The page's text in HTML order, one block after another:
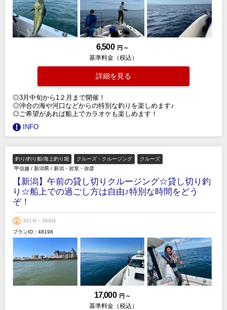
6,500 円 ～
基準料金（税込）
詳細を見る
◎3月中旬から1２月まで開催！
◎沖合の海や河口などからの特別な釣りを楽しめます♪
◎ご希望があれば船上でカラオケも楽しめます！
INFO
釣り/釣り船/海上釣り堀 クルーズ・クルージング
クルーズ
甲信越 / 新潟県 / 新潟・岩室・弥彦
【新潟】午前の貸し切りクルージング☆貸し切り釣
り☆船上での過ごし方は自由♪特別な時間をどう
ぞ！
301分～360分
プランID：48198
17,000 円 ～
基準料金（税込）